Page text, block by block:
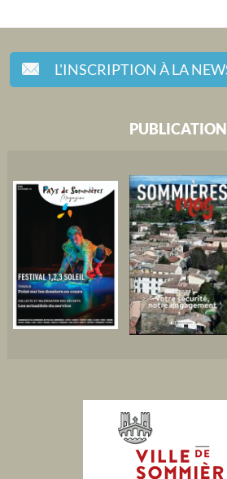
L'INSCRIPTION À LA